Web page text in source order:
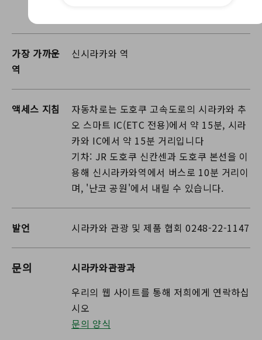
가장 가까운
역
신시라카와 역
액세스 지침
자동차로는 도호쿠 고속도로의 시라카와 추
오 스마트 IC(ETC 전용)에서 약 15분, 시라
카와 IC에서 약 15분 거리입니다
기차: JR 도호쿠 신칸센과 도호쿠 본선을 이
용해 신시라카와역에서 버스로 10분 거리이
며, '난코 공원'에서 내릴 수 있습니다.
발언 시라카와 관광 및 제품 협회 0248-22-1147
문의
시라카와관광과
우리의 웹 사이트를 통해 저희에게 연락하십
시오
문의 양식